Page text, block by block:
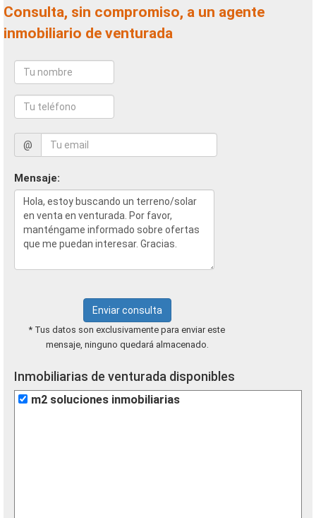
Consulta, sin compromiso, a un agente
inmobiliario de venturada
@
Mensaje:
Enviar consulta
* Tus datos son exclusivamente para enviar este
mensaje, ninguno quedará almacenado.
Inmobiliarias de venturada disponibles
m2 soluciones inmobiliarias